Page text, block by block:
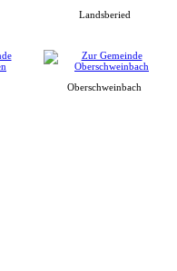
Landsberied
Oberschweinbach